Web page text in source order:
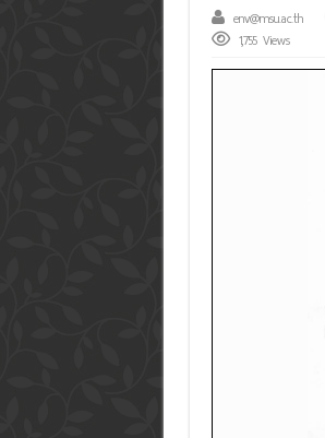
env@msu.ac.th
1,755 Views